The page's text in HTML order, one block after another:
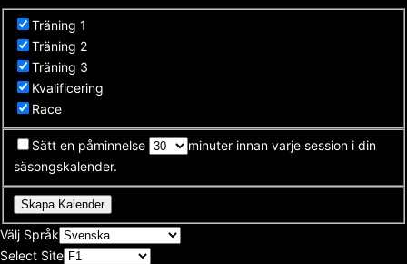
Träning 1
Träning 2
Träning 3
Kvalificering
Race
Sätt en påminnelse
minuter innan varje session i din
säsongskalender.
Skapa Kalender
Välj Språk
Select Site